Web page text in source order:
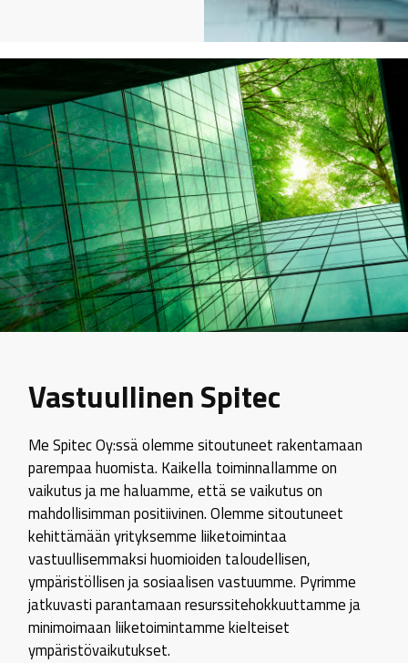
Vastuullinen Spitec
Me Spitec Oy:ssä olemme sitoutuneet rakentamaan
parempaa huomista. Kaikella toiminnallamme on
vaikutus ja me haluamme, että se vaikutus on
mahdollisimman positiivinen. Olemme sitoutuneet
kehittämään yrityksemme liiketoimintaa
vastuullisemmaksi huomioiden taloudellisen,
ympäristöllisen ja sosiaalisen vastuumme. Pyrimme
jatkuvasti parantamaan resurssitehokkuuttamme ja
minimoimaan liiketoimintamme kielteiset
ympäristövaikutukset.